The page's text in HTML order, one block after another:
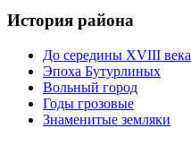
История района
До середины XVIII века
Эпоха Бутурлиных
Вольный город
Годы грозовые
Знаменитые земляки